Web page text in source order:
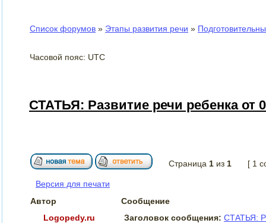
Список форумов » Этапы развития речи »
Часовой пояс: UTC
СТАТЬЯ: Развитие речи ребенка от
Страница 1 из 1 [ 1
Версия для печати
Автор
Сообщение
Logopedy.ru
Заголовок сообщения: СТАТЬЯ: